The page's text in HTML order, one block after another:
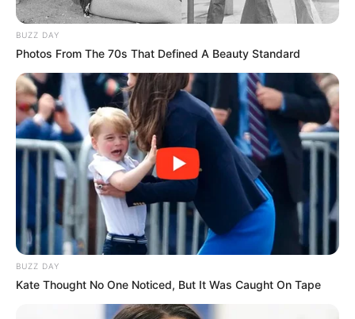
dans le Quinté du PMU.
Notre Base Quinté:1 HERADAMES
Notre Coup de Poker:10 FIESTA DU BELVER
Le Bruit d’écurie:13 HIDALGO DES NOES
Qui sait pour un beau Couplé combiné en 3 chevaux
Gagnant et/ou Placé.
…
Découvrez le Cheval du jour
BUZZ DAY
Photos From The 70s That Defined A Beauty Standard
BUZZ DAY
Kate Thought No One Noticed, But It Was Caught On Tape